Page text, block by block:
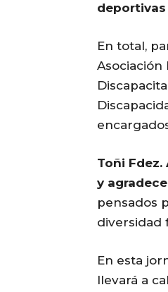
deportivas
En total,
Asociación
Toñi
y
pensados
diversidad
En esta
llevará a